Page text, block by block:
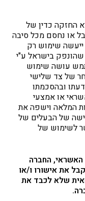
החזקה כדין של
או נחסם מכל סיבה
שימוש רק
שהונפק בישראל ע"י
עושה שימוש
של צד שלישי
ובהסכמתו
או אמצעי
המלאה וישפה את
של הבעלים של
לשימוש של
האשראי, החברה
את אישורו ו/או
שלא לכבד את